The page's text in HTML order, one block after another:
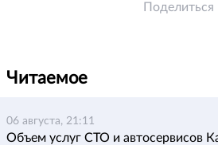
Поделиться
Читаемое
06 августа, 21:11
Объем услуг СТО и автосервисов